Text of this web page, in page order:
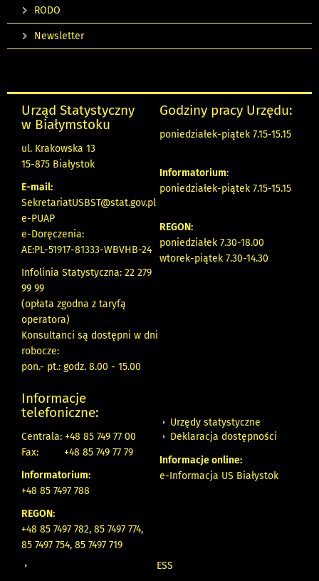
RODO
Newsletter
Urząd Statystyczny
w Białymstoku
ul. Krakowska 13
15-875 Białystok
E-mail:
SekretariatUSBST@stat.gov.pl
e-PUAP
e-Doręczenia:
AE:PL-51917-81333-WBVHB-24
Infolinia Statystyczna: 22 279
99 99
(opłata zgodna z taryfą
operatora)
Konsultanci są dostępni w dni
robocze:
pon.- pt.: godz. 8.00 - 15.00
Godziny pracy Urzędu:
poniedziałek-piątek 7.15-15.15
Informatorium:
poniedziałek-piątek 7.15-15.15
REGON:
poniedziałek 7.30-18.00
wtorek-piątek 7.30-14.30
Informacje
telefoniczne:
Centrala: +48 85 749 77 00
Fax:
+48 85 749 77 79
Informatorium:
+48 85 7497 788
REGON:
+48 85 7497 782, 85 7497 774,
85 7497 754, 85 7497 719
Urzędy statystyczne
Deklaracja dostępności
Informacje online:
e-Informacja US Białystok
ESS